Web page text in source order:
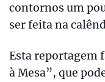
contornos um
ser feita na
Esta reportagem
à Mesa”, que